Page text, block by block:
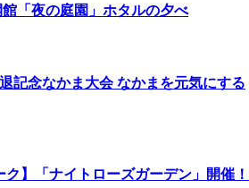
「夜の庭園」ホタルの夕べ
記念なかま大会 なかまを元気にする
ク】「ナイトローズガーデン」開催！